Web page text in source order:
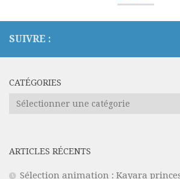
SUIVRE :
CATÉGORIES
Catégories
ARTICLES RÉCENTS
Sélection animation : Kayara